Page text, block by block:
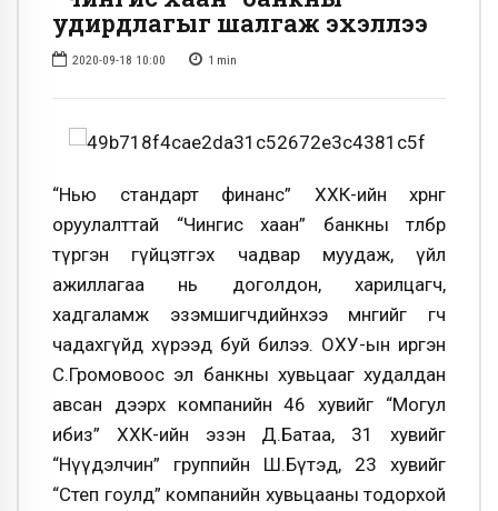
удирдлагыг шалгаж эхэллээ
2020-09-18 10:00 1 min
“Нью стандарт финанс” ХХК-ийн хөрөнгө
оруулалттай “Чингис хаан” банкны төлбөр
түргэн гүйцэтгэх чадвар муудаж, үйл
ажиллагаа нь доголдон, харилцагч,
хадгаламж эзэмшигчдийнхээ мөнгийг өгч
чадахгүйд хүрээд буй билээ. ОХУ-ын иргэн
С.Громовоос эл банкны хувьцааг худалдан
авсан дээрх компанийн 46 хувийг “Могул
ибиз” ХХК-ийн эзэн Д.Батаа, 31 хувийг
“Нүүдэлчин” группийн Ш.Бүтэд, 23 хувийг
“Степ гоулд” компанийн хувьцааны тодорхой